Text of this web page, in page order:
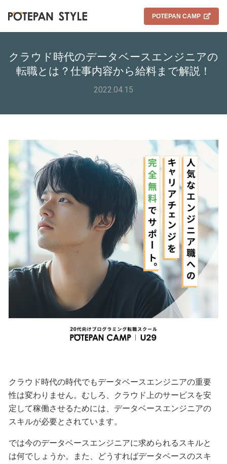
POTEPAN CAMP
クラウド時代のデータベースエンジニアの
転職とは？仕事内容から給料まで解説！
2022.04.15
クラウド時代の時代でもデータベースエンジニアの重要
性は変わりません。むしろ、クラウド上のサービスを安
定して稼働させるためには、データベースエンジニアの
スキルが必要とされています。
では今のデータベースエンジニアに求められるスキルと
は何でしょうか。また、どうすればデータベースのスキ